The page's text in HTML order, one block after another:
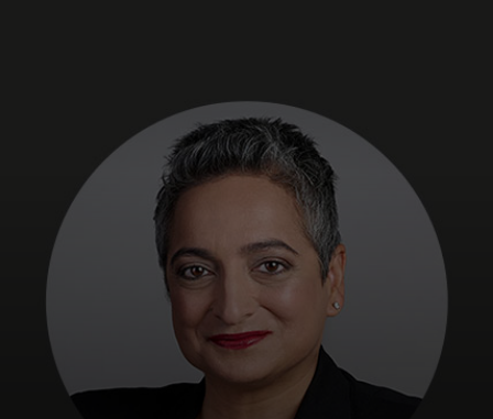
Para empresas
Para el mundo
Para innovadores
Noticias y tendencias